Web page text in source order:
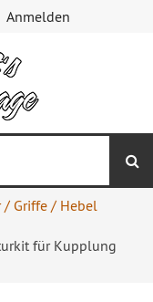
Anmelden
/ Griffe / Hebel
für Kupplung